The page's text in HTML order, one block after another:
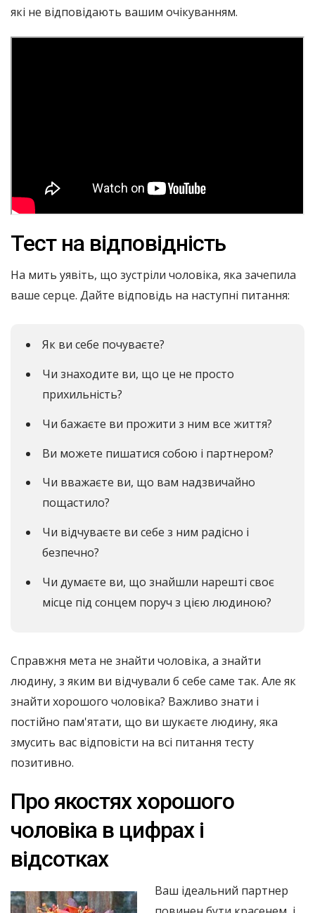
які не відповідають вашим очікуванням.
Тест на відповідність
На мить уявіть, що зустріли чоловіка, яка зачепила
ваше серце. Дайте відповідь на наступні питання:
Як ви себе почуваєте?
Чи знаходите ви, що це не просто
прихильність?
Чи бажаєте ви прожити з ним все життя?
Ви можете пишатися собою і партнером?
Чи вважаєте ви, що вам надзвичайно
пощастило?
Чи відчуваєте ви себе з ним радісно і
безпечно?
Чи думаєте ви, що знайшли нарешті своє
місце під сонцем поруч з цією людиною?
Справжня мета не знайти чоловіка, а знайти
людину, з яким ви відчували б себе саме так. Але як
знайти хорошого чоловіка? Важливо знати і
постійно пам'ятати, що ви шукаєте людину, яка
змусить вас відповісти на всі питання тесту
позитивно.
Про якостях хорошого
чоловіка в цифрах і
відсотках
Ваш ідеальний партнер